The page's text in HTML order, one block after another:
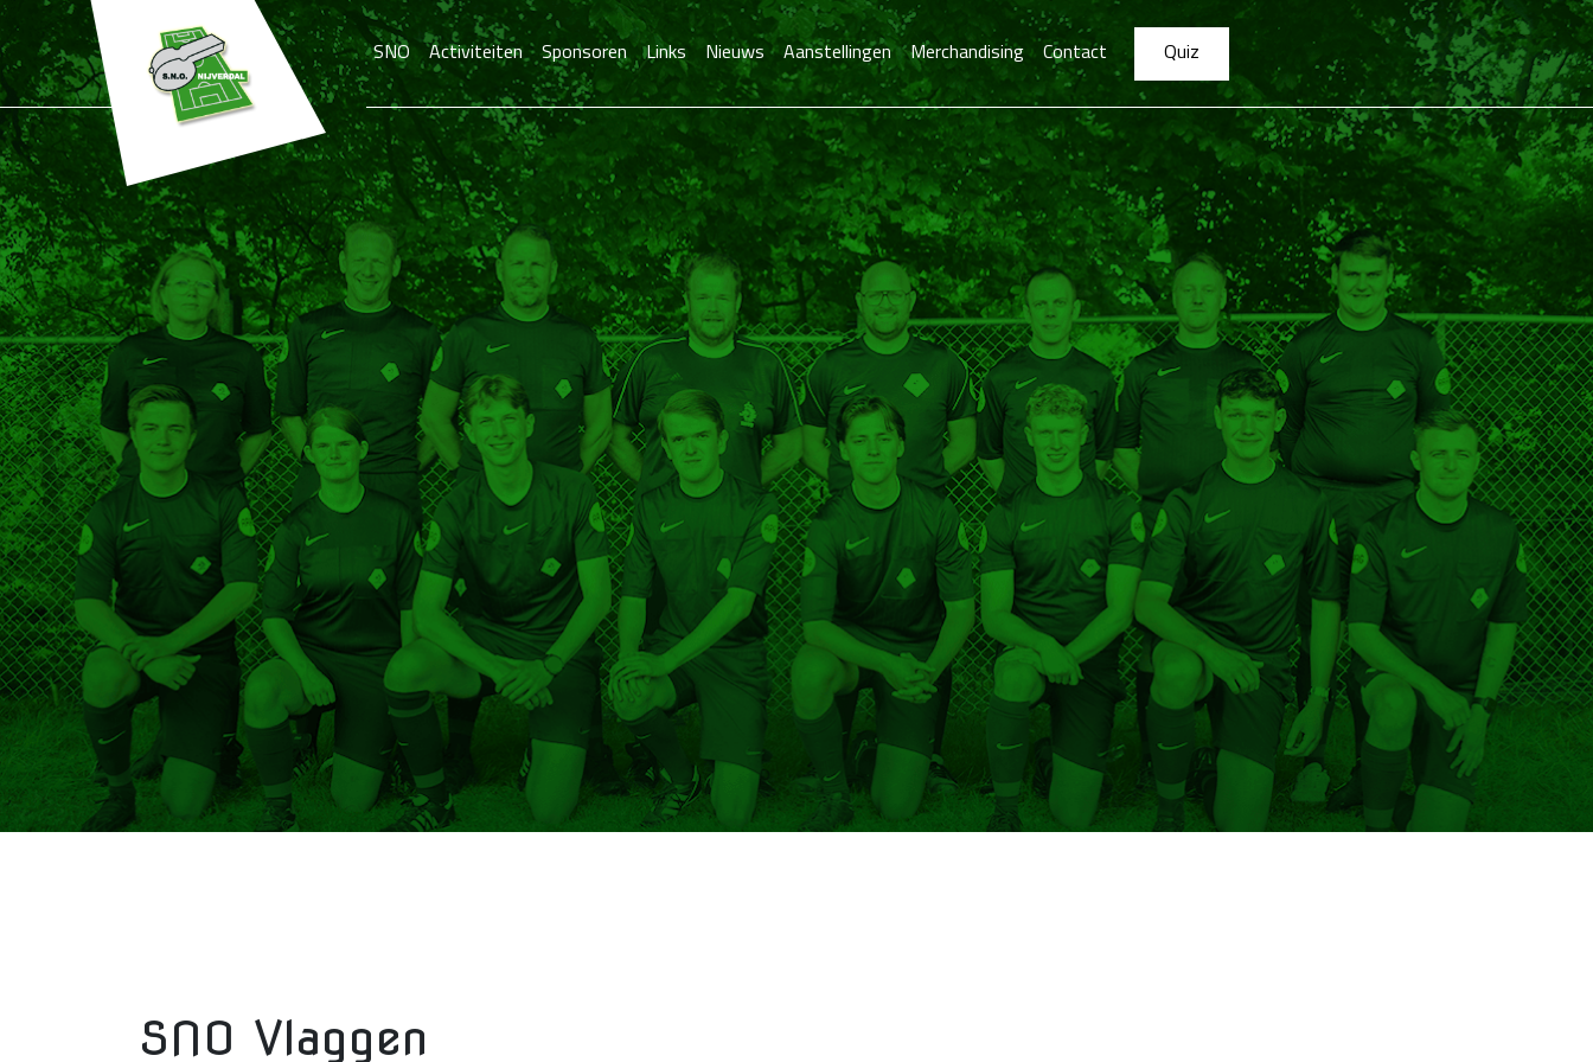
SNO Activiteiten Sponsoren Links Nieuws Aanstellingen Merchandising Contact Quiz
SNO Vlaggen